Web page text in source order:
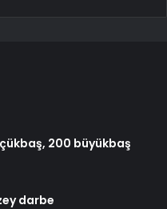
200 büyükbaş
darbe